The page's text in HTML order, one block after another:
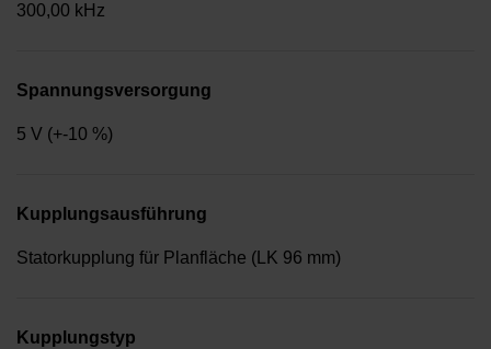
300,00 kHz
Spannungsversorgung
5 V (+-10 %)
Kupplungsausführung
Statorkupplung für Planfläche (LK 96 mm)
Kupplungstyp